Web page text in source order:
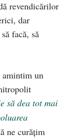
revendicărilor
dar
facă, să
amintim un
să dea tot mai
ne curăţim